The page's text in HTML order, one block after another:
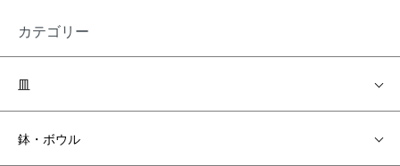
カテゴリー
皿
鉢・ボウル